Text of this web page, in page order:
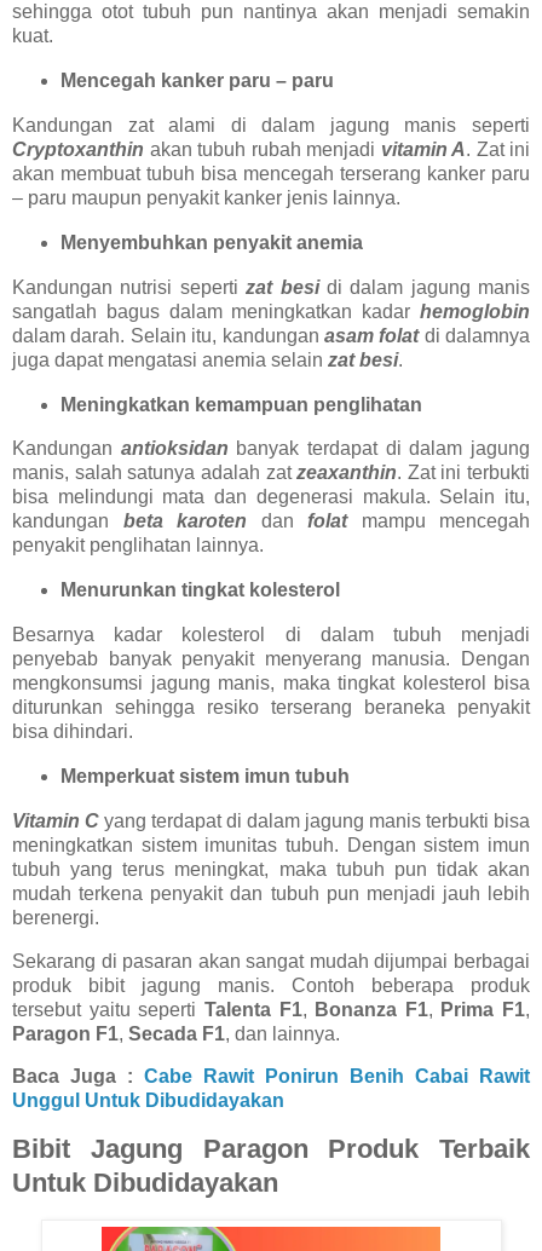
sehingga otot tubuh pun nantinya akan menjadi semakin
kuat.
Mencegah kanker paru – paru
Kandungan zat alami di dalam jagung manis seperti
Cryptoxanthin akan tubuh rubah menjadi vitamin A. Zat ini
akan membuat tubuh bisa mencegah terserang kanker paru
– paru maupun penyakit kanker jenis lainnya.
Menyembuhkan penyakit anemia
Kandungan nutrisi sepertizat besidi dalam jagung manis
sangatlah bagus dalam meningkatkan kadar hemoglobin
dalam darah. Selain itu, kandungan asam folatdi dalamnya
juga dapat mengatasi anemia selain zat besi.
Meningkatkan kemampuan penglihatan
Kandungan antioksidan banyak terdapat di dalam jagung
manis, salah satunya adalah zatzeaxanthin. Zat ini terbukti
bisa melindungi mata dan degenerasi makula. Selain itu,
kandungan beta karoten dan folat mampu mencegah
penyakit penglihatan lainnya.
Menurunkan tingkat kolesterol
Besarnya kadar kolesterol di dalam tubuh menjadi
penyebab banyak penyakit menyerang manusia. Dengan
mengkonsumsi jagung manis, maka tingkat kolesterol bisa
diturunkan sehingga resiko terserang beraneka penyakit
bisa dihindari.
Memperkuat sistem imun tubuh
Vitamin C yang terdapat di dalam jagung manis terbukti bisa
meningkatkan sistem imunitas tubuh. Dengan sistem imun
tubuh yang terus meningkat, maka tubuh pun tidak akan
mudah terkena penyakit dan tubuh pun menjadi jauh lebih
berenergi.
Sekarang di pasaran akan sangat mudah dijumpai berbagai
produk bibit jagung manis. Contoh beberapa produk
tersebut yaitu seperti Talenta F1, Bonanza F1, Prima F1,
Paragon F1, Secada F1, dan lainnya.
Baca Juga : Cabe Rawit Ponirun Benih Cabai Rawit
Unggul Untuk Dibudidayakan
Bibit Jagung Paragon Produk Terbaik
Untuk Dibudidayakan